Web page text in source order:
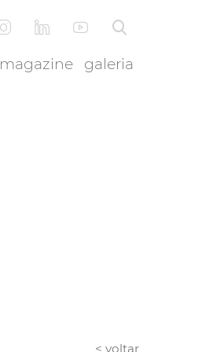
magazine galeria
< voltar